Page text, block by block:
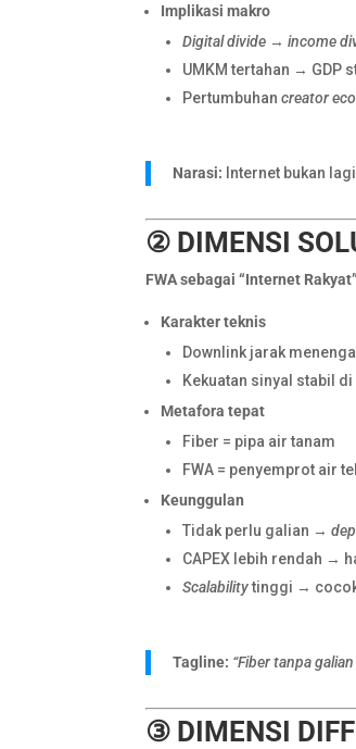
Implikasi makro
Digital divide → income
UMKM tertahan → GDP
Pertumbuhancreator
Narasi: Internet bukan
② DIMENSI
FWA sebagai “Internet Rakyat”
Karakter teknis
Downlink jarak
Kekuatan sinyal stabil
Metafora tepat
Fiber = pipa air tanam
FWA = penyemprot air
Keunggulan
Tidak perlu galian →
CAPEX lebih rendah →
Scalabilitytinggi →
Tagline: “Fiber tanpa
③ DIMENSI